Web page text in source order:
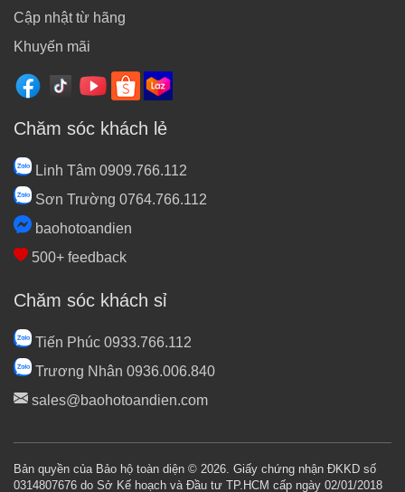
Cập nhật từ hãng
Khuyến mãi
Chăm sóc khách lẻ
Linh Tâm 0909.766.112
Sơn Trường 0764.766.112
baohotoandien
500+ feedback
Chăm sóc khách sỉ
Tiến Phúc 0933.766.112
Trương Nhân 0936.006.840
sales@baohotoandien.com
Bản quyền của Bảo hộ toàn diện © 2026. Giấy chứng nhận ĐKKD số
0314807676 do Sở Kế hoạch và Đầu tư TP.HCM cấp ngày 02/01/2018